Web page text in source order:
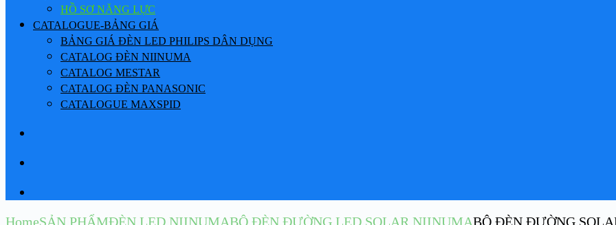
HỒ SƠ NĂNG LỰC
CATALOGUE-BẢNG GIÁ
BẢNG GIÁ ĐÈN LED PHILIPS DÂN DỤNG
CATALOG ĐÈN NIINUMA
CATALOG MESTAR
CATALOG ĐÈN PANASONIC
CATALOGUE MAXSPID
HomeSẢN PHẨMĐÈN LED NIINUMABỘ ĐÈN ĐƯỜNG LED SOLAR NIINUMABỘ ĐÈN ĐƯỜNG